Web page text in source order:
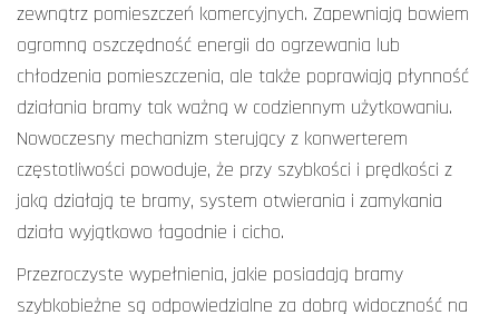
zewnątrz pomieszczeń komercyjnych. Zapewniają bowiem
ogromną oszczędność energii do ogrzewania lub
chłodzenia pomieszczenia, ale także poprawiają płynność
działania bramy tak ważną w codziennym użytkowaniu.
Nowoczesny mechanizm sterujący z konwerterem
częstotliwości powoduje, że przy szybkości i prędkości z
jaką działają te bramy, system otwierania i zamykania
działa wyjątkowo łagodnie i cicho.
Przezroczyste wypełnienia, jakie posiadają bramy
szybkobieżne są odpowiedzialne za dobrą widoczność na